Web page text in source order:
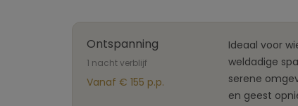
Ontspanning
1 nacht verblijf
Vanaf € 155 p.p.
Ideaal voor
weldadige
serene
en geest